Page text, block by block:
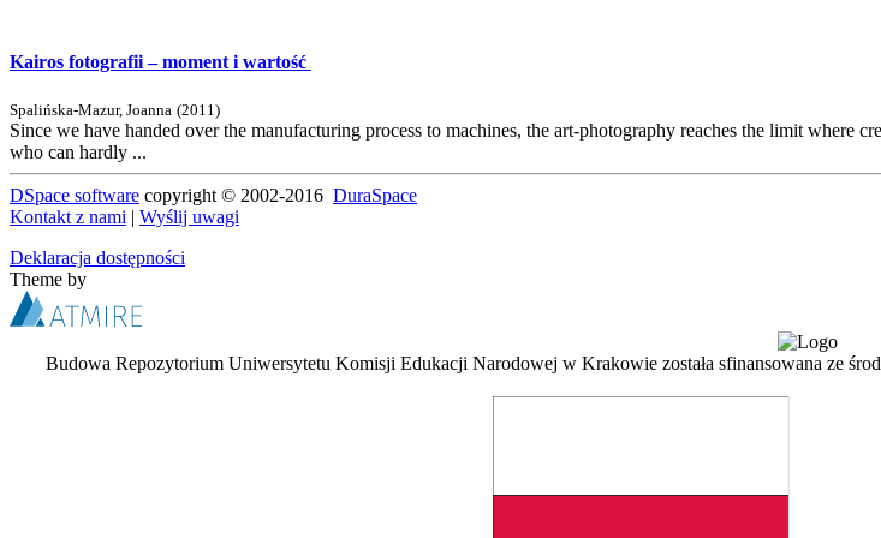
Kairos fotografii – moment i wartość
Spalińska-Mazur, Joanna (2011)
Since we have handed over the manufacturing process to machines, the art-photography reaches the limit
who can hardly ...
DSpace software copyright © 2002-2016 DuraSpace
Kontakt z nami | Wyślij uwagi
Deklaracja dostępności
Theme by
Budowa Repozytorium Uniwersytetu Komisji Edukacji Narodowej w Krakowie została sfinansowana ze